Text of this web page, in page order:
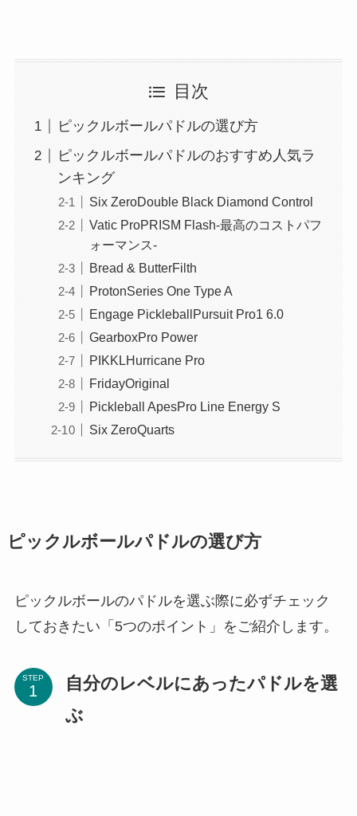
目次
ピックルボールパドルの選び方
ピックルボールパドルのおすすめ人気ラ
ンキング
Six ZeroDouble Black Diamond Control
Vatic ProPRISM Flash-最高のコストパフ
ォーマンス-
Bread & ButterFilth
ProtonSeries One Type A
Engage PickleballPursuit Pro1 6.0
GearboxPro Power
PIKKLHurricane Pro
FridayOriginal
Pickleball ApesPro Line Energy S
Six ZeroQuarts
ピックルボールパドルの選び方
ピックルボールのパドルを選ぶ際に必ずチェック
しておきたい「5つのポイント」をご紹介します。
STEP
自分のレベルにあったパドルを選
ぶ